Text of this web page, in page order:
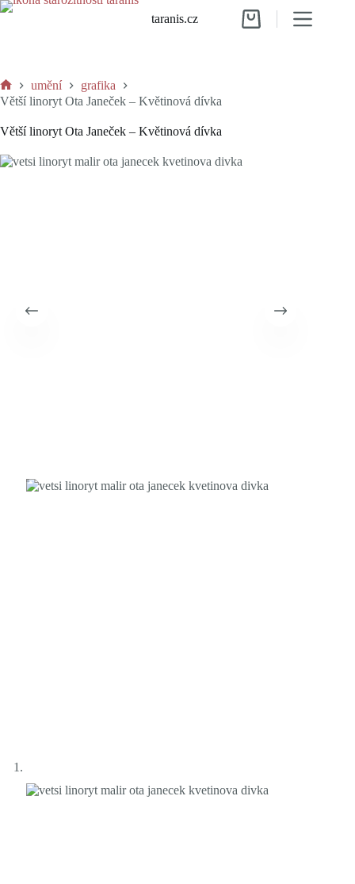
Skip
taranis.cz
Shopping
Home
umění
grafika
Větší linoryt Ota Janeček – Květinová dívka
Větší linoryt Ota Janeček – Květinová dívka